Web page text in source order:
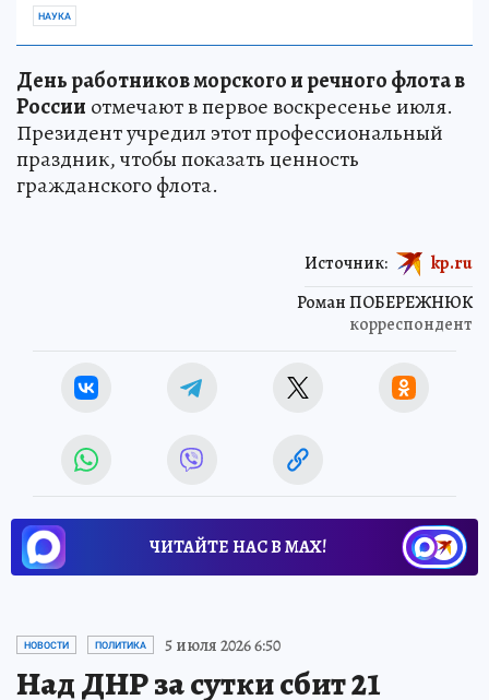
НАУКА
День работников морского и речного флота в
России отмечают в первое воскресенье июля.
Президент учредил этот профессиональный
праздник, чтобы показать ценность
гражданского флота.
Роман ПОБЕРЕЖНЮК
корреспондент
Источник: kp.ru
ЧИТАЙТЕ НАС В МАХ!
НОВОСТИ ПОЛИТИКА 5 июля 2026 6:50
Над ДНР за сутки сбит 21